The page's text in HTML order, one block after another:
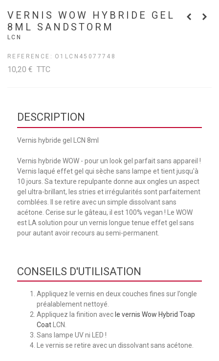
VERNIS WOW HYBRIDE GEL
8ML SANDSTORM
LCN
REFERENCE: O1LCN45077748
10,20 € TTC
DESCRIPTION
Vernis hybride gel LCN 8ml
Vernis hybride WOW - pour un look gel parfait sans appareil !
Vernis laqué effet gel qui sèche sans lampe et tient jusqu'à
10 jours. Sa texture repulpante donne aux ongles un aspect
gel ultra-brillant, les stries et irrégularités sont parfaitement
comblées. Il se retire avec un simple dissolvant sans
acétone. Cerise sur le gâteau, il est 100% vegan ! Le WOW
est LA solution pour un vernis longue tenue effet gel sans
pour autant avoir recours au semi-permanent.
CONSEILS D'UTILISATION
Appliquez le vernis en deux couches fines sur l’ongle
préalablement nettoyé.
Appliquez la finition avec le vernis Wow Hybrid Toap
Coat LCN.
Sans lampe UV ni LED !
Le vernis se retire avec un dissolvant sans acétone.